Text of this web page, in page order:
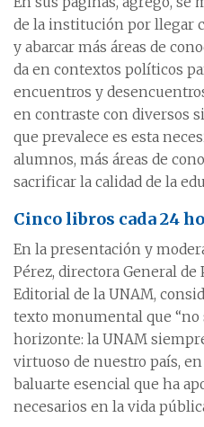
de la institución por llegar
y abarcar más áreas de
da en contextos políticos
encuentros y
en contraste con diversos
que prevalece es esta
alumnos, más áreas de
sacrificar la calidad de la
Cinco libros cada 24
En la presentación y
Pérez, directora General
Editorial de la UNAM,
texto monumental que “no
horizonte: la UNAM
virtuoso de nuestro país,
baluarte esencial que ha
necesarios en la vida